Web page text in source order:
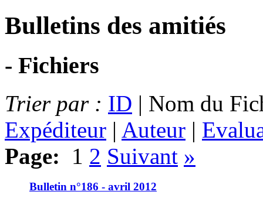
Bulletins des amitiés
- Fichiers
Trier par : ID | Nom du
Expéditeur | Auteur |
Page:
1 2 Suivant »
Bulletin n°186 - avril 2012